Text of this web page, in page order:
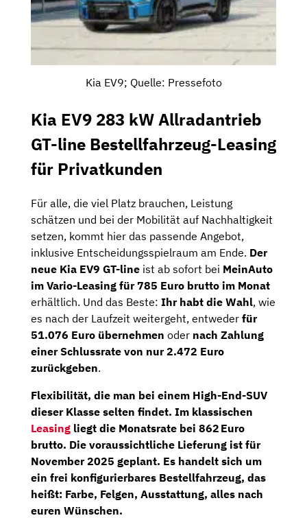
Kia EV9; Quelle: Pressefoto
Kia EV9 283 kW Allradantrieb
GT-line Bestellfahrzeug-Leasing
für Privatkunden
Für alle, die viel Platz brauchen, Leistung
schätzen und bei der Mobilität auf Nachhaltigkeit
setzen, kommt hier das passende Angebot,
inklusive Entscheidungsspielraum am Ende. Der
neue Kia EV9 GT-line ist ab sofort bei MeinAuto
im Vario-Leasing für785 Euro brutto im Monat
erhältlich. Und das Beste: Ihr habt die Wahl, wie
es nach der Laufzeit weitergeht, entweder für
51.076 Euro übernehmen oder nach Zahlung
einerSchlussrate von nur2.472 Euro
zurückgeben.
Flexibilität, die man bei einem High-End-SUV
dieser Klasse selten findet. Im klassischen
Leasing liegt die Monatsrate bei 862 Euro
brutto. Die voraussichtliche Lieferung ist für
November2025 geplant. Es handelt sich um
ein frei konfigurierbares Bestellfahrzeug, das
heißt: Farbe, Felgen, Ausstattung, alles nach
euren Wünschen.